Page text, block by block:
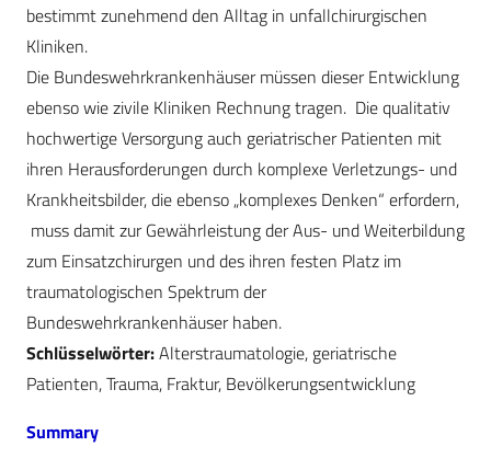
bestimmt zunehmend den Alltag in unfallchirurgischen
Kliniken.
Die Bundeswehrkrankenhäuser müssen dieser Entwicklung
ebenso wie zivile Kliniken Rechnung tragen. Die qualitativ
hochwertige Versorgung auch geriatrischer Patienten mit
ihren Herausforderungen durch komplexe Verletzungs- und
Krankheitsbilder, die ebenso „komplexes Denken“ erfordern,
muss damit zur Gewährleistung der Aus- und Weiterbildung
zum Einsatzchirurgen und des ihren festen Platz im
traumatologischen Spektrum der
Bundeswehrkrankenhäuser haben.
Schlüsselwörter:Alterstraumatologie, geriatrische
Patienten, Trauma, Fraktur, Bevölkerungsentwicklung
Summary